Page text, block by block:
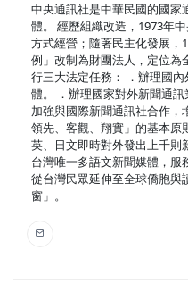
中央通訊社是中華民國的國家
體。 經歷組織改造，1973年
方式經營；隨著民主化發展，
例」改制為財團法人，定位為
行三大法定任務： ．辦理國
體。 ．辦理國家對外新聞通
加強與國際新聞通訊社合作，
領先、客觀、翔實」的基本原
英、日文即時對外發出上千則
台灣唯一多語文新聞媒體，服
從台灣民眾延伸至全球僑胞與
窗」。